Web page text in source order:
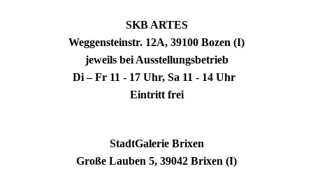
SKB ARTES
Weggensteinstr. 12A, 39100 Bozen (I)
jeweils bei Ausstellungsbetrieb
Di – Fr 11 - 17 Uhr, Sa 11 - 14 Uhr
Eintritt frei
StadtGalerie Brixen
Große Lauben 5, 39042 Brixen (I)